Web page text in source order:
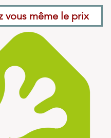
vous même le prix